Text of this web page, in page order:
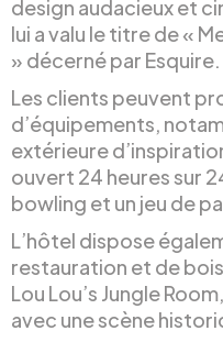
design audacieux et
lui a valu le titre de «
» décerné par Esquire.
Les clients peuvent
d’équipements,
extérieure
ouvert 24 heures sur
bowling et un jeu de
L’hôtel dispose
restauration et de
Lou Lou’s Jungle
avec une scène